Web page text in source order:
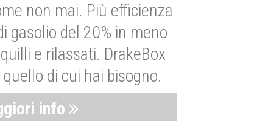
non mai. Più efficienza
gasolio del 20% in meno
e rilassati. DrakeBox
di cui hai bisogno.
info